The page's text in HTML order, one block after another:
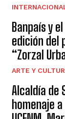
Banpaís y
edición del
“Zorzal
ARTE Y
Alcaldía de
homenaje